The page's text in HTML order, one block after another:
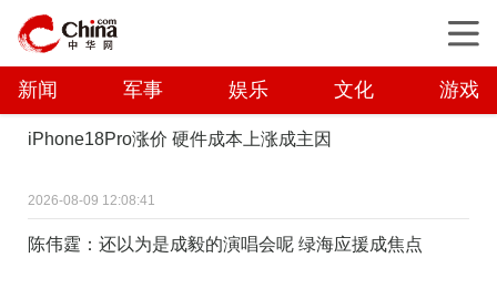
新闻 军事 娱乐 文化 游戏
iPhone18Pro涨价 硬件成本上涨成主因
2026-08-09 12:08:41
陈伟霆：还以为是成毅的演唱会呢 绿海应援成焦点